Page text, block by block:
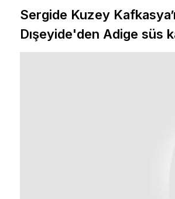
Sergide Kuzey
Dışeyide'den Adige süs